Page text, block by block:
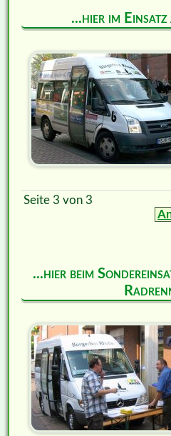
...hier im
Seite 3 von 3
...hier beim